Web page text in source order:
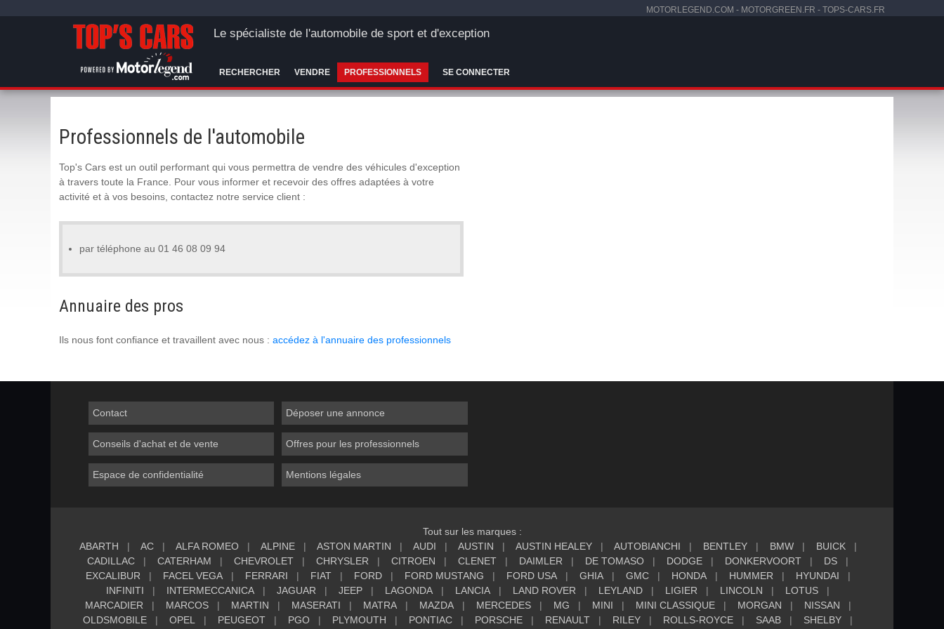
MOTORLEGEND.COM - MOTORGREEN.FR - TOPS-CARS.FR
Le spécialiste de l'automobile de sport et d'exception
RECHERCHER VENDRE PROFESSIONNELS SE CONNECTER
Professionnels de l'automobile
Top's Cars est un outil performant qui vous permettra de vendre des véhicules d'exception
à travers toute la France. Pour vous informer et recevoir des offres adaptées à votre
activité et à vos besoins, contactez notre service client :
par téléphone au 01 46 08 09 94
Annuaire des pros
Ils nous font confiance et travaillent avec nous : accédez à l'annuaire des professionnels
Contact Déposer une annonce
Conseils d'achat et de vente Offres pour les professionnels
Espace de confidentialité Mentions légales
Tout sur les marques :
ABARTH
AC ALFA ROMEO ALPINE ASTON MARTIN AUDI AUSTIN AUSTIN HEALEY AUTOBIANCHI BENTLEY BMW
BUICK
CADILLAC
CATERHAM CHEVROLET CHRYSLER CITROEN CLENET DAIMLER DE TOMASO DODGE DONKERVOORT
DS
EXCALIBUR
FACEL VEGA FERRARI FIAT FORD FORD MUSTANG FORD USA GHIA GMC HONDA HUMMER
HYUNDAI
INFINITI
INTERMECCANICA JAGUAR JEEP LAGONDA LANCIA LAND ROVER LEYLAND LIGIER LINCOLN
LOTUS
MARCADIER
MARCOS MARTIN MASERATI MATRA MAZDA MERCEDES MG MINI MINI CLASSIQUE MORGAN
NISSAN
OLDSMOBILE
OPEL PEUGEOT PGO PLYMOUTH PONTIAC PORSCHE RENAULT RILEY ROLLS-ROYCE SAAB
SHELBY